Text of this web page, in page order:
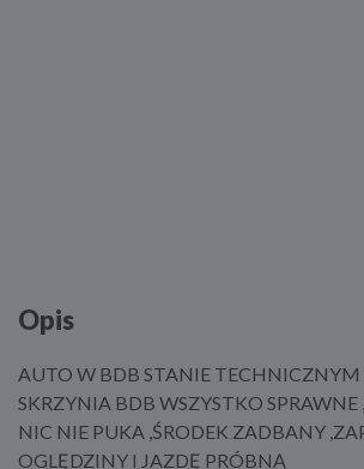
Opis
AUTO W BDB STANIE TECHNICZNYM
SKRZYNIA BDB WSZYSTKO SPRAWNE
NIC NIE PUKA ,ŚRODEK ZADBANY
OGLĘDZINY I JAZDĘ PRÓBNĄ